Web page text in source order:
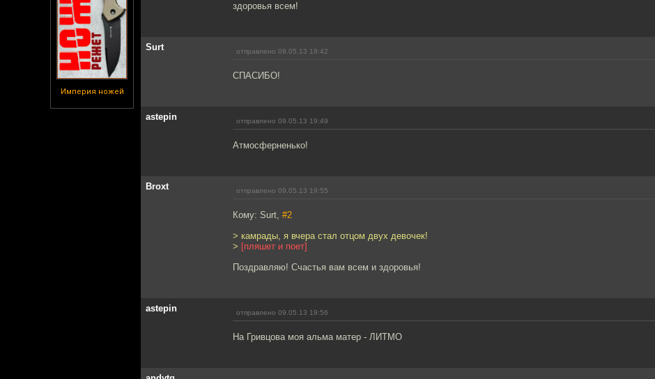
Империя ножей
здоровья всем!
Surt отправлено 09.05.13 19:42
СПАСИБО!
astepin отправлено 09.05.13 19:49
Атмосферненько!
Broxt отправлено 09.05.13 19:55
Кому: Surt, #2
> камрады, я вчера стал отцом двух девочек!
> [пляшет и поет]
Поздравляю! Счастья вам всем и здоровья!
astepin отправлено 09.05.13 19:56
На Гривцова моя альма матер - ЛИТМО